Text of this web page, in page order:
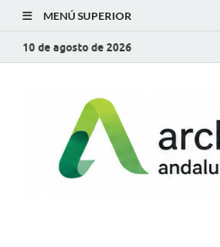
MENÚ SUPERIOR
10 de agosto de 2026